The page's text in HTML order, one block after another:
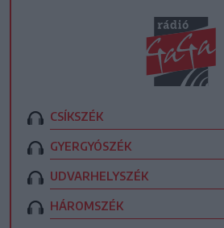
CSÍKSZÉK
GYERGYÓSZÉK
UDVARHELYSZÉK
HÁROMSZÉK